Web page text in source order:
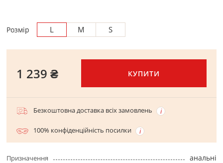
Розмір L M S
1 239 ₴ КУПИТИ
Безкоштовна доставка всіх замовлень
100% конфіденційність посилки
Призначення анальні